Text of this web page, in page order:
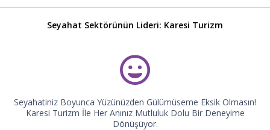
Seyahat Sektörünün Lideri: Karesi Turizm
Seyahatiniz Boyunca Yüzünüzden Gülümüseme Eksik Olmasın!
Karesi Turizm İle Her Anınız Mutluluk Dolu Bir Deneyime
Dönüşüyor.